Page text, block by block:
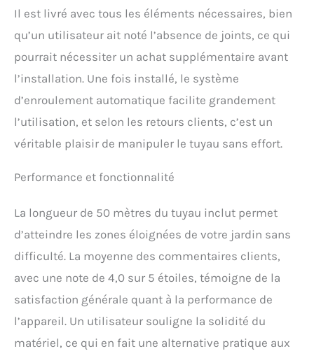
Il est livré avec tous les éléments nécessaires, bien
qu’un utilisateur ait noté l’absence de joints, ce qui
pourrait nécessiter un achat supplémentaire avant
l’installation. Une fois installé, le système
d’enroulement automatique facilite grandement
l’utilisation, et selon les retours clients, c’est un
véritable plaisir de manipuler le tuyau sans effort.
Performance et fonctionnalité
La longueur de 50 mètres du tuyau inclut permet
d’atteindre les zones éloignées de votre jardin sans
difficulté. La moyenne des commentaires clients,
avec une note de 4,0 sur 5 étoiles, témoigne de la
satisfaction générale quant à la performance de
l’appareil. Un utilisateur souligne la solidité du
matériel, ce qui en fait une alternative pratique aux